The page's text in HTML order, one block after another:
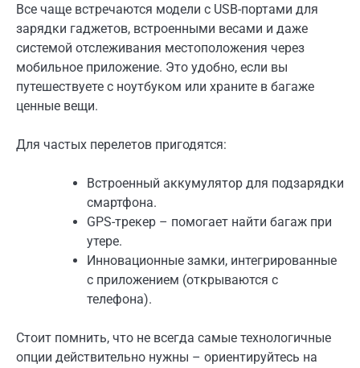
Все чаще встречаются модели с USB-портами для
зарядки гаджетов, встроенными весами и даже
системой отслеживания местоположения через
мобильное приложение. Это удобно, если вы
путешествуете с ноутбуком или храните в багаже
ценные вещи.
Для частых перелетов пригодятся:
Встроенный аккумулятор для подзарядки
смартфона.
GPS-трекер – помогает найти багаж при
утере.
Инновационные замки, интегрированные
с приложением (открываются с
телефона).
Стоит помнить, что не всегда самые технологичные
опции действительно нужны – ориентируйтесь на